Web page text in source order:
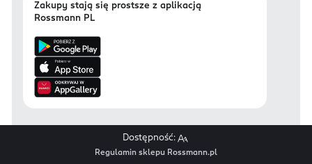
Zakupy stają się prostsze z aplikacją
Rossmann PL
Dostępność:
Regulamin sklepu Rossmann.pl